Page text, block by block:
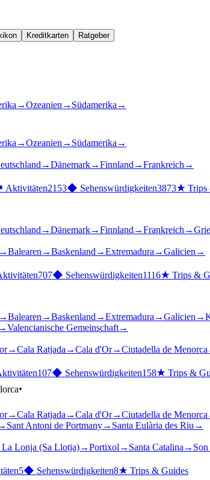
Kreditkarten Ratgeber
→Ozeanien → Südamerika →
→Ozeanien → Südamerika →
→Dänemark→Finnland →Frankreich →
Aktivitäten2153◆ Sehenswürdigkeiten3873★ Trips
→Dänemark→Finnland →Frankreich →
→Balearen →Baskenland →Extremadura →Galicien →
707◆ Sehenswürdigkeiten1116★ Trips &
→Balearen →Baskenland →Extremadura →Galicien →
→Valencianische Gemeinschaft→
→Cala Ratjada →Cala d'Or→Ciutadella de Menorca
107◆ Sehenswürdigkeiten158★ Trips &
▾
→Cala Ratjada →Cala d'Or→Ciutadella de Menorca
Sant Antoni de Portmany→ Santa Eulària des Riu →
La Lonja (Sa Llotja)→Portixol → Santa Catalina →
5◆ Sehenswürdigkeiten8★ Trips & Guides